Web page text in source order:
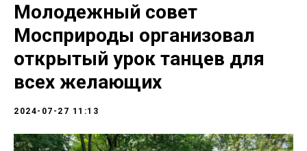
Молодежный совет
Мосприроды организовал
открытый урок танцев для
всех желающих
2024-07-27 11:13